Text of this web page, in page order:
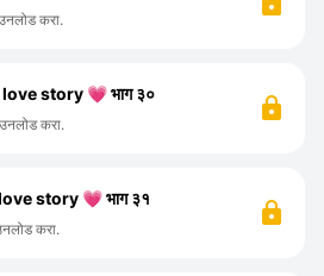
करा.
story 💗 भाग ३०
करा.
story 💗 भाग ३१
करा.